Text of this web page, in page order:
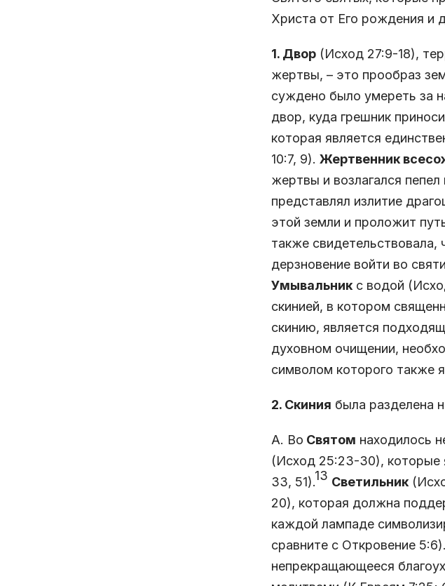
Христа от Его рождения и
1. Двор (Исход 27:9-18),
жертвы, – это прообраз
суждено было умереть за
двор, куда грешник
которая является
10:7, 9). Жертвенник
жертвы и возлагался
представлял излитие
этой земли и проложит
также
дерзновение войти во
Умывальник с водой
скинией, в котором
скинию, является
духовном очищении,
символом которого также
2. Скиния была разделена
A. Во Святом находилось
(Исход 25:23-30), которые
33, 51).13 Светильник
20), которая должна
каждой лампаде
сравните с Откровение 5:6).
непрекращающееся